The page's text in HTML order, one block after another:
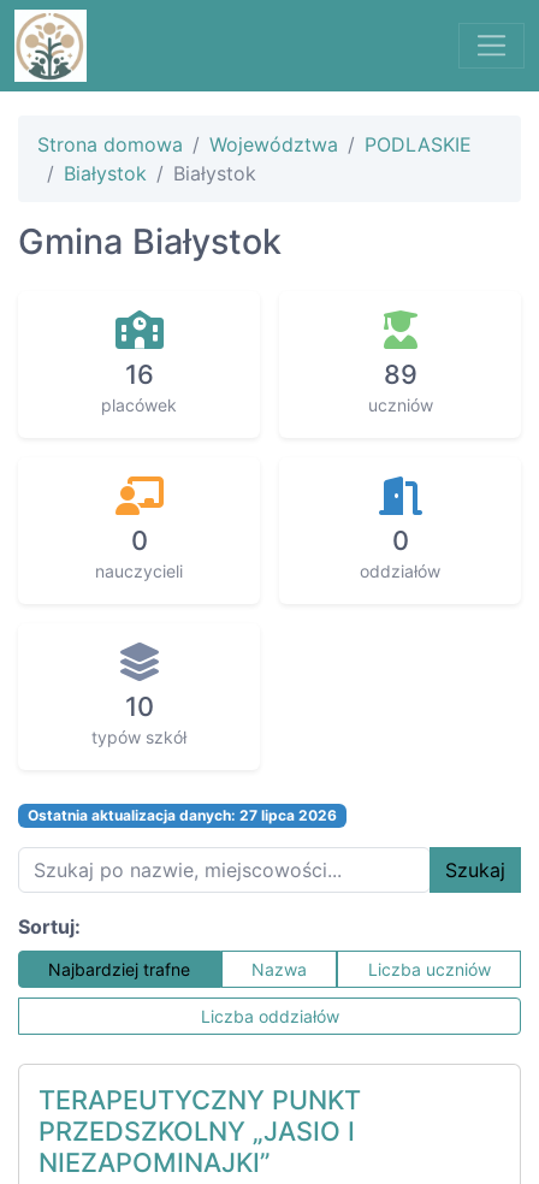
Strona domowa Województwa
PODLASKIE
Białystok
Białystok
Gmina Białystok
16
placówek
89
uczniów
0
nauczycieli
0
oddziałów
10
typów szkół
Ostatnia aktualizacja danych: 27 lipca 2026
Szukaj
Sortuj:
Najbardziej trafne Nazwa Liczba uczniów
Liczba oddziałów
TERAPEUTYCZNY PUNKT
PRZEDSZKOLNY „JASIO I
NIEZAPOMINAJKI”